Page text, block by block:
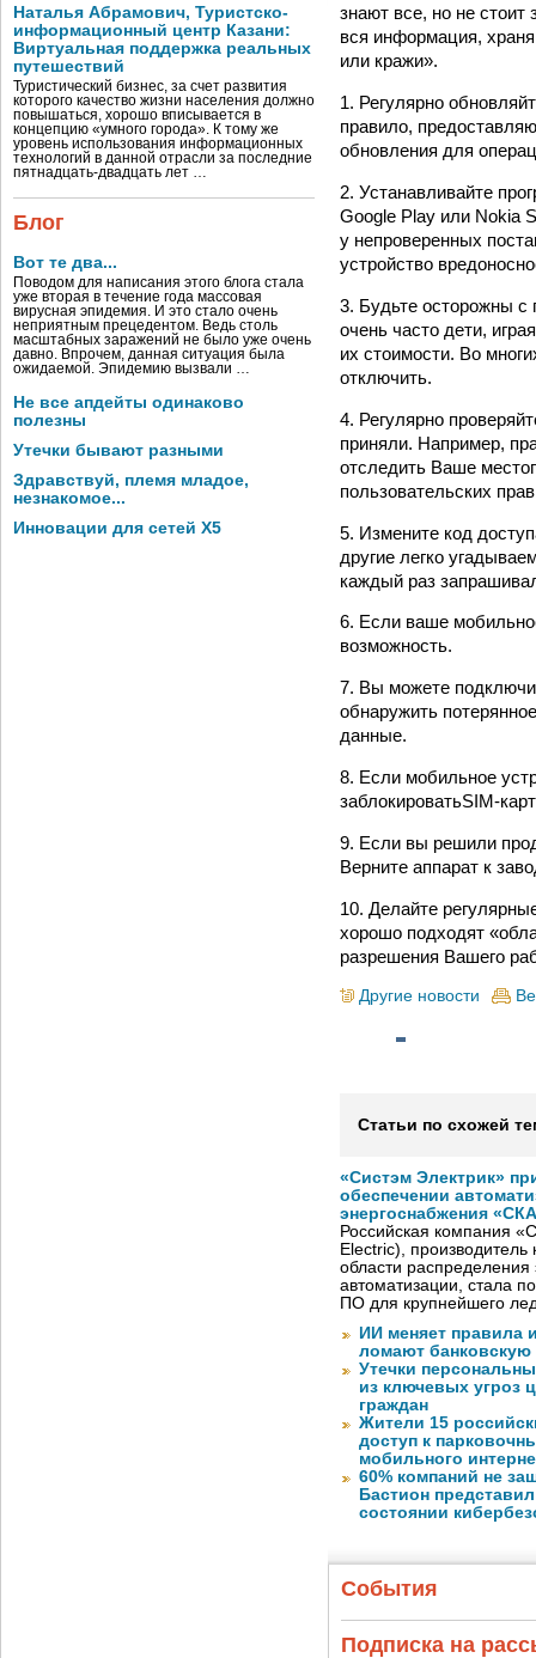
Наталья Абрамович, Туристско-
информационный центр Казани:
Виртуальная поддержка реальных
путешествий
Туристический бизнес, за счет развития
которого качество жизни населения должно
повышаться, хорошо вписывается в
концепцию «умного города». К тому же
уровень использования информационных
технологий в данной отрасли за последние
пятнадцать-двадцать лет …
Блог
Вот те два...
Поводом для написания этого блога стала
уже вторая в течение года массовая
вирусная эпидемия. И это стало очень
неприятным прецедентом. Ведь столь
масштабных заражений не было уже очень
давно. Впрочем, данная ситуация была
ожидаемой. Эпидемию вызвали …
Не все апдейты одинаково
полезны
Утечки бывают разными
Здравствуй, племя младое,
незнакомое...
Инновации для сетей X5
знают все, но не стоит
вся информация,
или кражи».
1. Регулярно
правило,
обновления для
2. Устанавливайте
Google Play или Nokia
у непроверенных
устройство
3. Будьте осторожны с
очень часто дети,
их стоимости. Во
отключить.
4. Регулярно
приняли. Например,
отследить Ваше
пользовательских
5. Измените код
другие легко
каждый раз
6. Если ваше
возможность.
7. Вы можете
обнаружить
данные.
8. Если мобильное
заблокироватьSIM-
9. Если вы решили
Верните аппарат к
10. Делайте
хорошо подходят
разрешения Вашего
Другие новости
Статьи по схожей
«Систэм Электрик»
обеспечении
энергоснабжения
Российская компания
Electric),
области распределения
автоматизации, стала
ПО для крупнейшего
ИИ меняет правила
ломают
Утечки
из ключевых угроз
граждан
Жители 15
доступ к
мобильного
60% компаний не
Бастион
состоянии
События
Подписка на